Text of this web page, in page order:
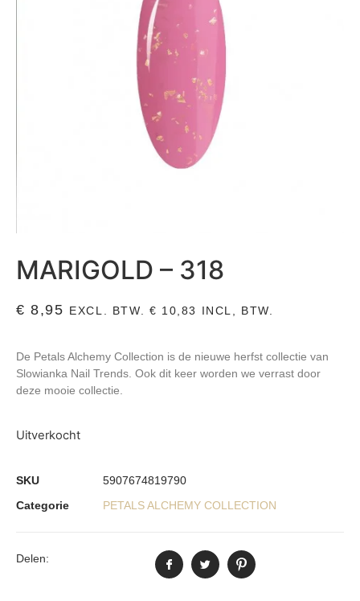
MARIGOLD – 318
€ 8,95 EXCL. BTW. € 10,83 INCL, BTW.
De Petals Alchemy Collection is de nieuwe herfst collectie van
Slowianka Nail Trends. Ook dit keer worden we verrast door
deze mooie collectie.
Uitverkocht
SKU
5907674819790
Categorie
PETALS ALCHEMY COLLECTION
Delen: